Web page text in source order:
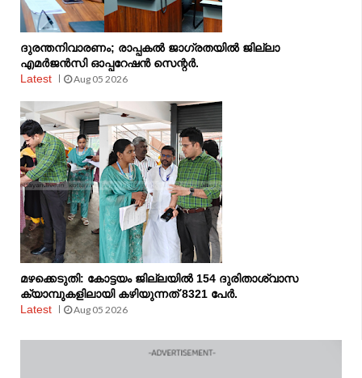
ദുരന്തനിവാരണം; രാപ്പകല്‍ ജാഗ്രതയില്‍ ജില്ലാ
എമര്‍ജന്‍സി ഓപ്പറേഷന്‍ സെന്റര്‍.
Latest
Aug 05 2026
മഴക്കെടുതി: കോട്ടയം ജില്ലയിൽ 154 ദുരിതാശ്വാസ
ക്യാമ്പുകളിലായി കഴിയുന്നത് 8321 പേർ.
Latest
Aug 05 2026